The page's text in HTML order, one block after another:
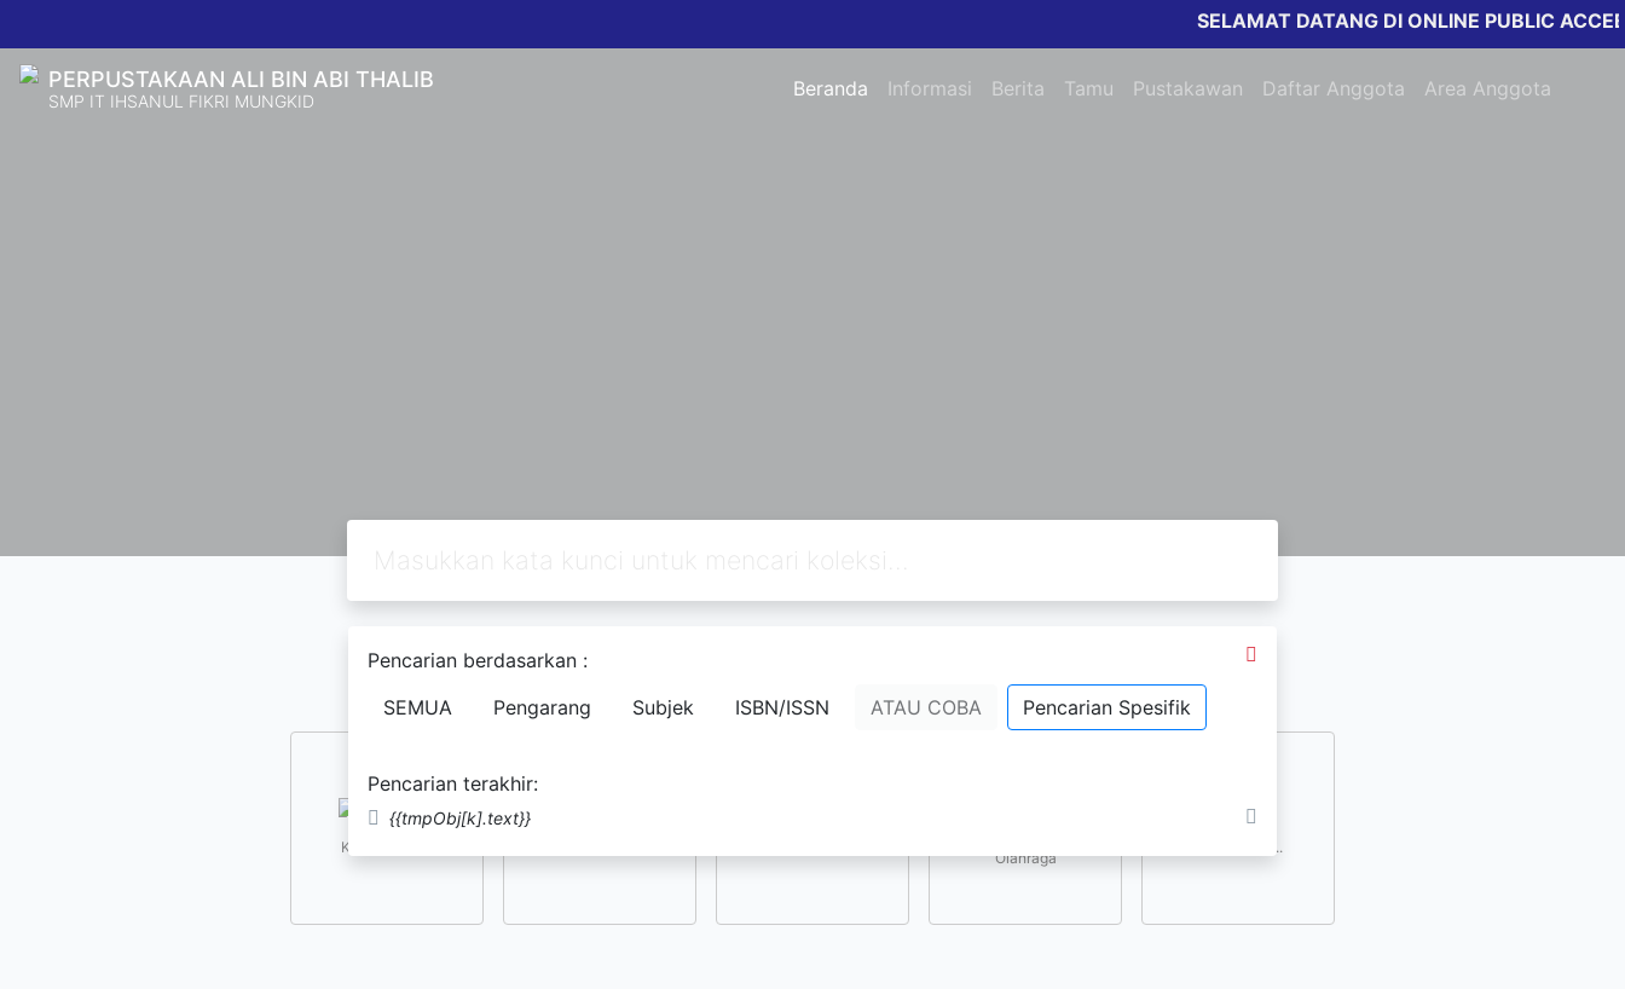
SELAMAT DATANG DI ONLINE PUBLIC
PERPUSTAKAAN ALI BIN ABI THALIB
SMP IT IHSANUL FIKRI MUNGKID Beranda Informasi Berita Tamu Pustakawan Daftar Anggota Area Anggota
Pencarian berdasarkan :
SEMUA
Pengarang Subjek ISBN/ISSN ATAU COBA Pencarian Spesifik
Pencarian terakhir:
{{tmpObj[k].text}}
Pilih subjek yang menarik bagi Anda
Kesusastraan
Olahraga
lihat lainnya..